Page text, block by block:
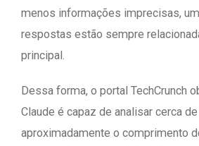
menos informações imprecisas,
respostas estão sempre
principal.
Dessa forma, o portal TechCrunch
Claude é capaz de analisar cerca
aproximadamente o comprimento